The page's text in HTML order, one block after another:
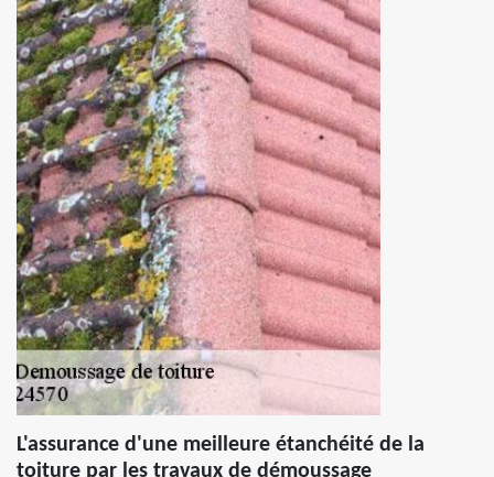
L'assurance d'une meilleure étanchéité de la
toiture par les travaux de démoussage